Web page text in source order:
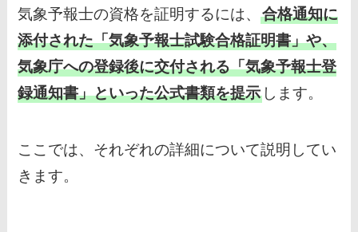
気象予報士の資格を証明するには、合格通知に
添付された「気象予報士試験合格証明書」や、
気象庁への登録後に交付される「気象予報士登
録通知書」といった公式書類を提示 します。
ここでは、それぞれの詳細について説明してい
きます。